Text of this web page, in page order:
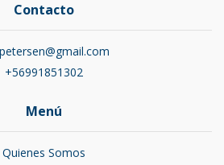
Contacto
+56991851302
Menú
Quienes Somos